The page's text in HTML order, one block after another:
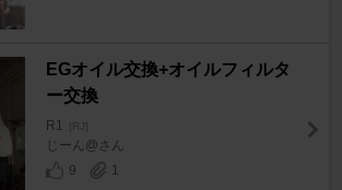
EGオイル交換+オイルフィルタ
ー交換
R1 [RJ]
じーん@さん
9
1